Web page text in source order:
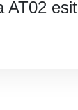
AT02